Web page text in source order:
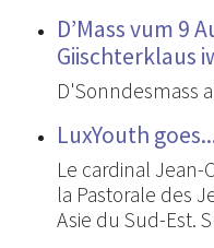
D’Mass vum 9
Giischterklaus
D'Sonndesmass
LuxYouth
Le cardinal
la Pastorale des
Asie du Sud-Est.